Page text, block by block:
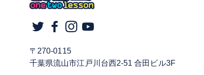
〒270-0115
千葉県流山市江戸川台西2-51 合田ビル3F